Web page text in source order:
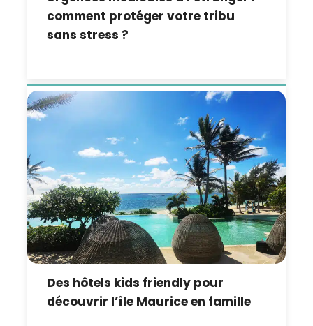
comment protéger votre tribu
sans stress ?
Des hôtels kids friendly pour
découvrir l’île Maurice en famille